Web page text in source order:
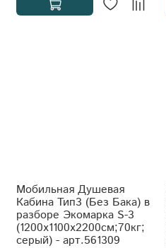
Мобильная Душевая
Кабина Тип3 (Без Бака) в
разборе Экомарка S-3
(1200x1100x2200см;70кг;
серый) - арт.561309